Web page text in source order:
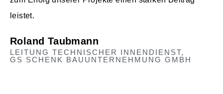
leistet.
Roland Taubmann
LEITUNG TECHNISCHER INNENDIENST,
GS SCHENK BAUUNTERNEHMUNG GMBH